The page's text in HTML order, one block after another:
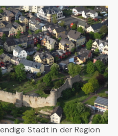
Stadt in der Region